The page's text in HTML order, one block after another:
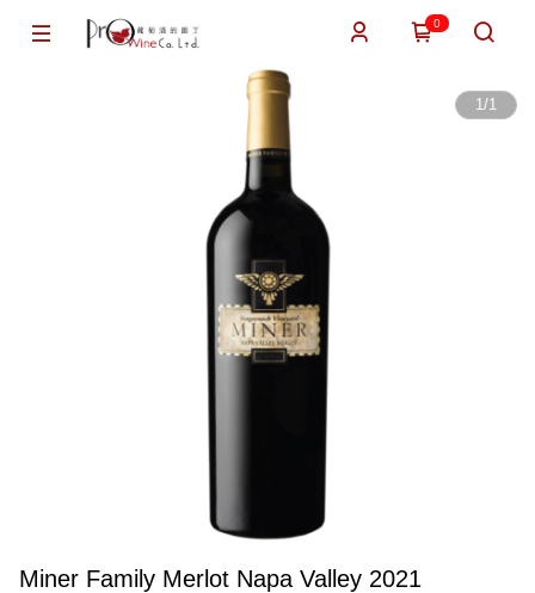
0
1/1
Miner Family Merlot Napa Valley 2021